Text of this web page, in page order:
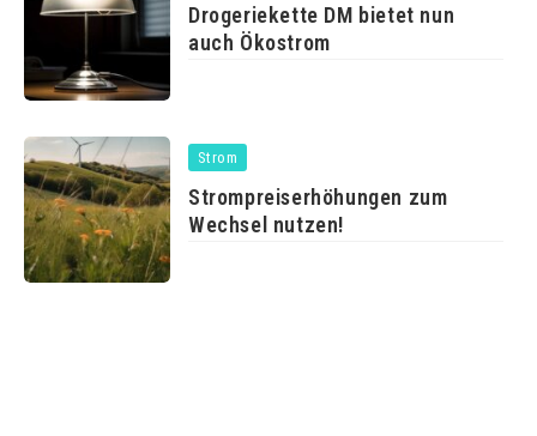
Drogeriekette DM bietet nun
auch Ökostrom
Strom
Strompreiserhöhungen zum
Wechsel nutzen!